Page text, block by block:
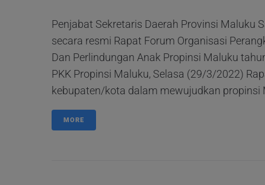
Penjabat Sekretaris Daerah Provinsi Maluku
secara resmi Rapat Forum Organisasi
Dan Perlindungan Anak Propinsi Maluku
PKK Propinsi Maluku, Selasa (29/3/2022)
kebupaten/kota dalam mewujudkan propinsi
MORE